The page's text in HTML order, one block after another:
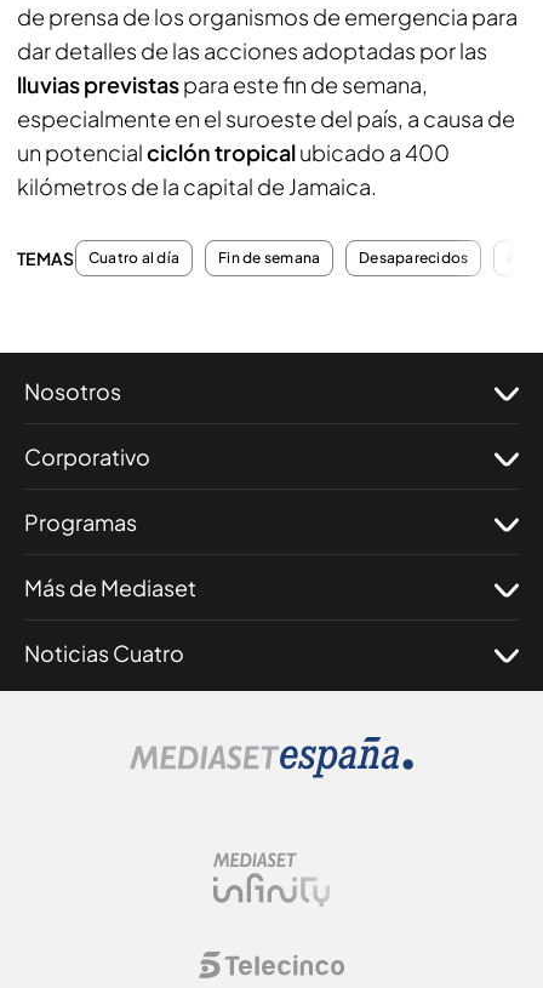
de prensa de los organismos de emergencia para
dar detalles de las acciones adoptadas por las
lluvias previstaspara este fin de semana,
especialmente en el suroeste del país, a causa de
un potencialciclón tropicalubicado a 400
kilómetros de la capital de Jamaica.
TEMAS Cuatro al día Fin de semana Desaparecidos
Nosotros
Corporativo
Programas
Más de Mediaset
Noticias Cuatro